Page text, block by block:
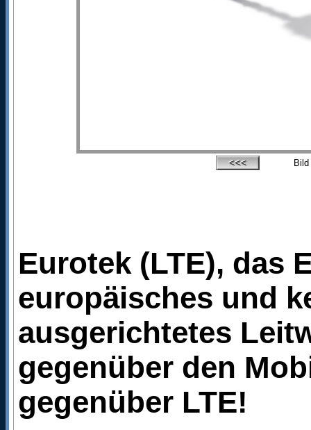
Bild
Eurotek (LTE), das
europäisches und
ausgerichtetes
gegenüber den
gegenüber LTE!